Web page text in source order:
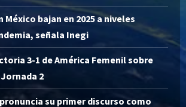
México bajan en 2025 a niveles
señala Inegi
3-1 de América Femenil sobre
2
su primer discurso como